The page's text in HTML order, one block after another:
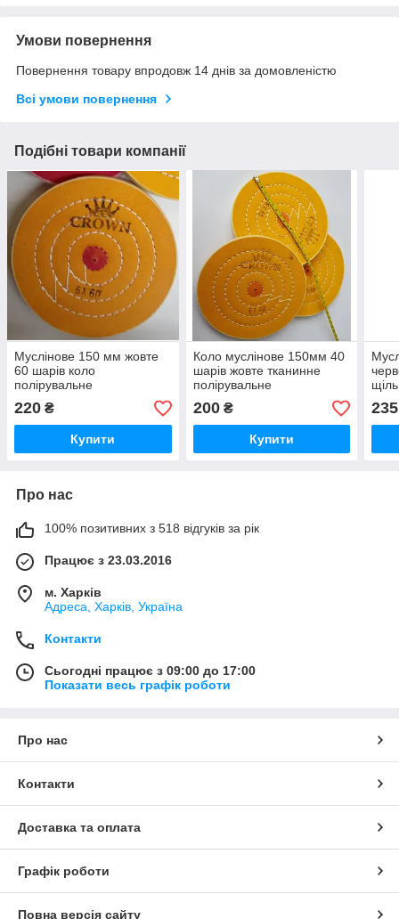
Умови повернення
Повернення товару впродовж 14 днів за домовленістю
Всі умови повернення
Подібні товари компанії
Муслінове 150 мм жовте
60 шарів коло
полірувальне
220 ₴
Купити
Коло муслінове 150мм 40
шарів жовте тканинне
полірувальне
200₴
Купити
235
Про нас
100% позитивних з 518 відгуків за рік
Працює з 23.03.2016
м. Харків
Адреса, Харків, Україна
Контакти
Сьогодні працює з 09:00 до 17:00
Показати весь графік роботи
Про нас
Контакти
Доставка та оплата
Графік роботи
Повна версія сайту